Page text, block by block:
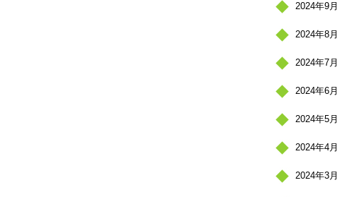
2024年9月
2024年8月
2024年7月
2024年6月
2024年5月
2024年4月
2024年3月